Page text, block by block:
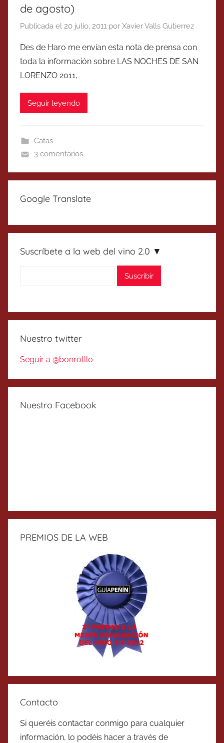
de agosto)
Publicada el 20 julio, 2011 por Xavier Valls Gutierrez
Des de Haro me envían esta nota de prensa con
toda la información sobre LAS NOCHES DE SAN
LORENZO 2011,
Seguir leyendo
Catas
3 comentarios
Google Translate
Suscríbete a la web del vino 2.0 ▼
Nuestro twitter
Seguir a @bonrotllo
Nuestro Facebook
PREMIOS DE LA WEB
Contacto
Si queréis contactar conmigo para cualquier
información, lo podéis hacer a través de